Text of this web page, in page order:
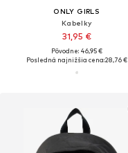
ONLY GIRLS
Kabelky
31,95 €
Pôvodne: 46,95 €
Posledná najnižšia cena:28,76 €